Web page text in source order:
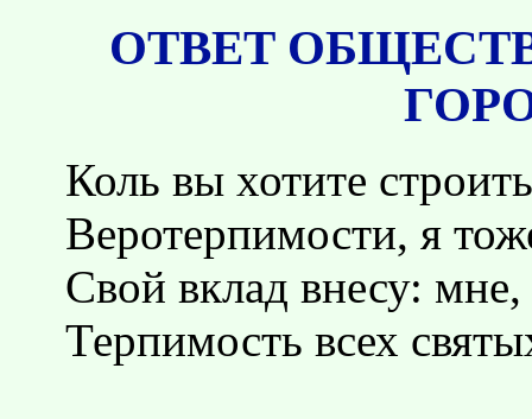
ОТВЕТ
Коль вы хотите
Веротерпимости, я
Свой вклад внесу:
Терпимость всех